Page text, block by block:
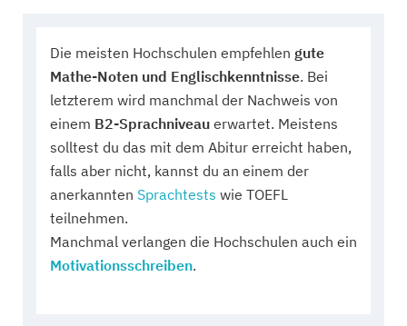
Die meisten Hochschulen empfehlen gute
Mathe-Noten und Englischkenntnisse. Bei
letzterem wird manchmal der Nachweis von
einem B2-Sprachniveau erwartet. Meistens
solltest du das mit dem Abitur erreicht haben,
falls aber nicht, kannst du an einem der
anerkannten Sprachtests wie TOEFL
teilnehmen.
Manchmal verlangen die Hochschulen auch ein
Motivationsschreiben.